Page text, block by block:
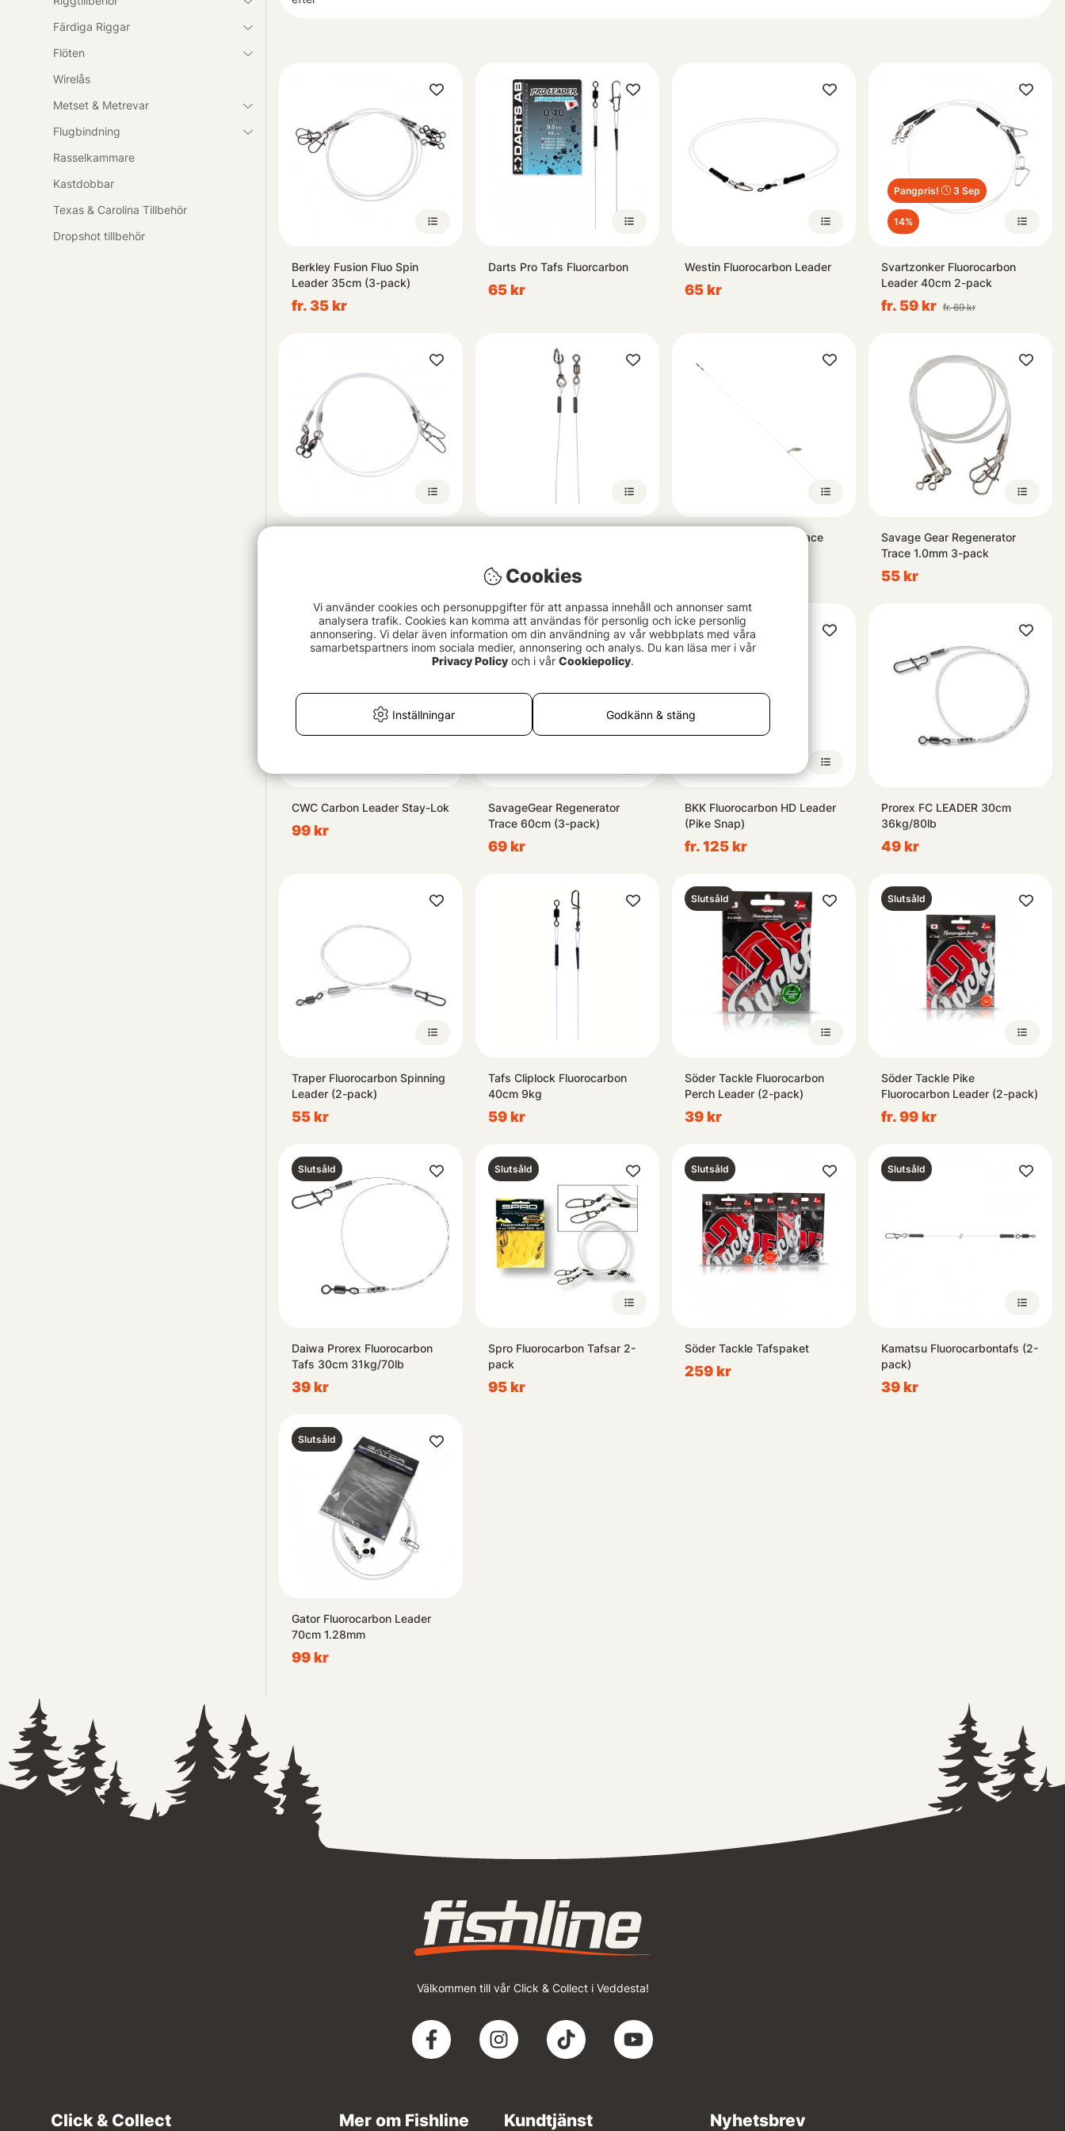
Färdiga Riggar
Flöten
Wirelås
Metset & Metrevar
Flugbindning
Rasselkammare
Kastdobbar
Texas & Carolina Tillbehör
Dropshot tillbehör
Berkley Fusion Fluo Spin
Leader 35cm (3-pack)
fr. 35 kr
Darts Pro Tafs Fluorcarbon
65 kr
Westin Fluorocarbon Leader
65 kr
Pangpris! 3 Sep
14%
Svartzonker Fluorocarbon
Leader 40cm 2-pack
fr. 59 kr fr. 69 kr
49 kr
Savage Gear Teaser Trace
Savage Gear Regenerator
Trace 1.0mm 3-pack
55 kr
CWC Carbon Leader Stay-Lok
99 kr
SavageGear Regenerator
Trace 60cm (3-pack)
69 kr
BKK Fluorocarbon HD Leader
(Pike Snap)
fr. 125 kr
Prorex FC LEADER 30cm
36kg/80lb
49 kr
Traper Fluorocarbon Spinning
Leader (2-pack)
55 kr
Tafs Cliplock Fluorocarbon
40cm 9kg
59 kr
Slutsåld
Söder Tackle Fluorocarbon
Perch Leader (2-pack)
39 kr
Slutsåld
Söder Tackle Pike
Fluorocarbon Leader (2-pack)
fr. 99 kr
Slutsåld
Daiwa Prorex Fluorocarbon
Tafs 30cm 31kg/70lb
39 kr
Slutsåld
Spro Fluorocarbon Tafsar 2-
pack
95 kr
Slutsåld
Söder Tackle Tafspaket
259 kr
Slutsåld
Kamatsu Fluorocarbontafs (2-
pack)
39 kr
Slutsåld
Gator Fluorocarbon Leader
70cm 1.28mm
99 kr
Välkommen till vår Click & Collect i Veddesta!
Click & Collect Mer om Fishline Kundtjänst Nyhetsbrev
Cookies
Vi använder cookies och personuppgifter för att anpassa innehåll och annonser samt
analysera trafik. Cookies kan komma att användas för personlig och icke personlig
annonsering. Vi delar även information om din användning av vår webbplats med våra
samarbetspartners inom sociala medier, annonsering och analys. Du kan läsa mer i vår
Privacy Policyoch i vår Cookiepolicy.
Inställningar Godkänn & stäng